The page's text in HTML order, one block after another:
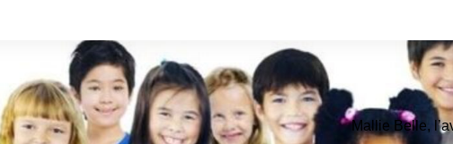
Mallie Belle,